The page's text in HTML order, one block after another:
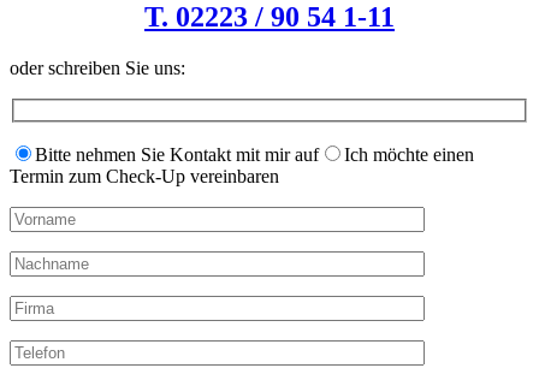
T. 02223 / 90 54 1-11
oder schreiben Sie uns:
Bitte nehmen Sie Kontakt mit mir auf
Ich möchte einen
Termin zum Check-Up vereinbaren